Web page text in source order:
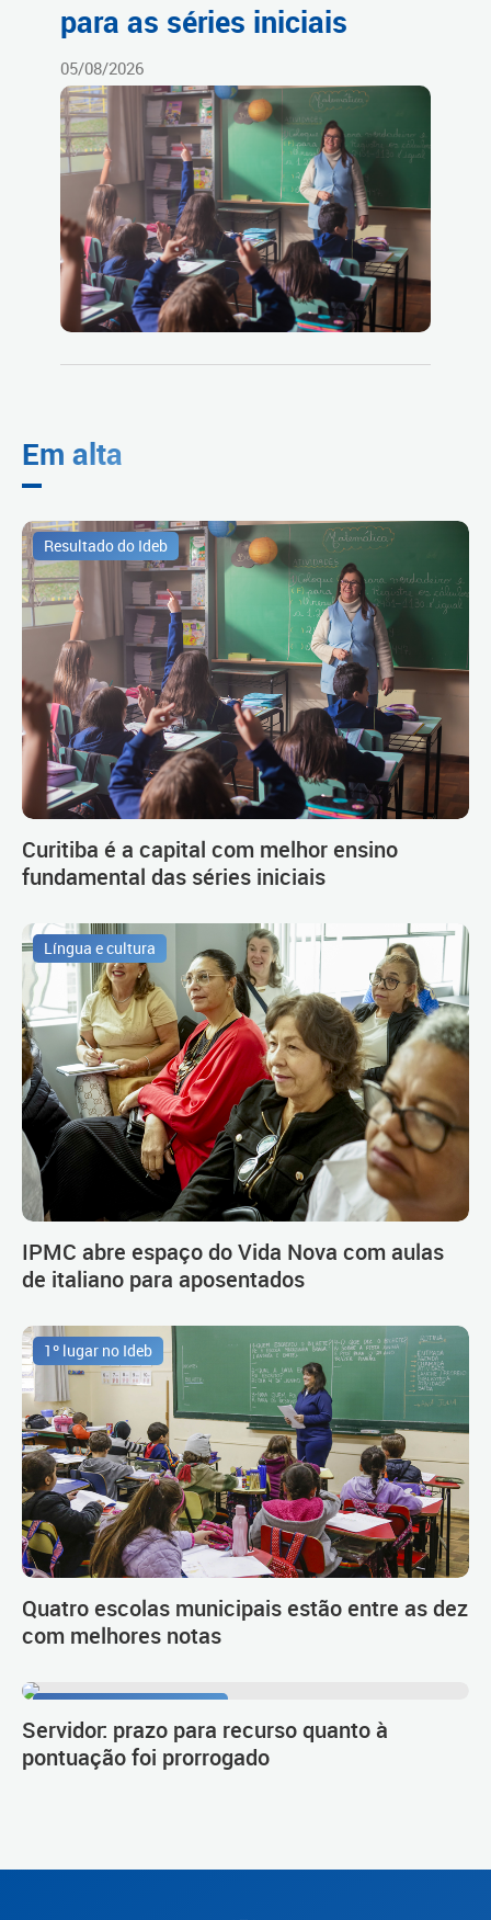
para as séries iniciais
05/08/2026
Em alta
Resultado do Ideb
Curitiba é a capital com melhor ensino
fundamental das séries iniciais
Língua e cultura
IPMC abre espaço do Vida Nova com aulas
de italiano para aposentados
1º lugar no Ideb
Quatro escolas municipais estão entre as dez
com melhores notas
Servidor: prazo para recurso quanto à
pontuação foi prorrogado